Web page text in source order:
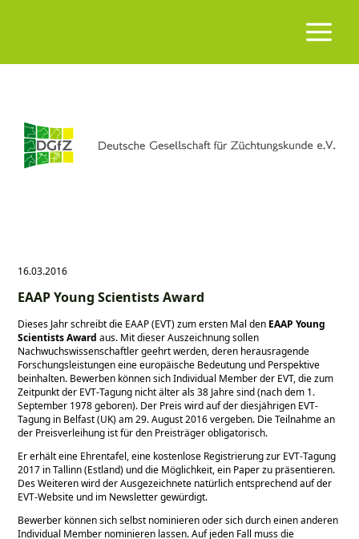
16.03.2016
EAAP Young Scientists Award
Dieses Jahr schreibt die EAAP (EVT) zum ersten Mal den EAAP Young
Scientists Award aus. Mit dieser Auszeichnung sollen
Nachwuchswissenschaftler geehrt werden, deren herausragende
Forschungsleistungen eine europäische Bedeutung und Perspektive
beinhalten. Bewerben können sich Individual Member der EVT, die zum
Zeitpunkt der EVT-Tagung nicht älter als 38 Jahre sind (nach dem 1.
September 1978 geboren). Der Preis wird auf der diesjährigen EVT-
Tagung in Belfast (UK) am 29. August 2016 vergeben. Die Teilnahme an
der Preisverleihung ist für den Preisträger obligatorisch.
Er erhält eine Ehrentafel, eine kostenlose Registrierung zur EVT-Tagung
2017 in Tallinn (Estland) und die Möglichkeit, ein Paper zu präsentieren.
Des Weiteren wird der Ausgezeichnete natürlich entsprechend auf der
EVT-Website und im Newsletter gewürdigt.
Bewerber können sich selbst nominieren oder sich durch einen anderen
Individual Member nominieren lassen. Auf jeden Fall muss die